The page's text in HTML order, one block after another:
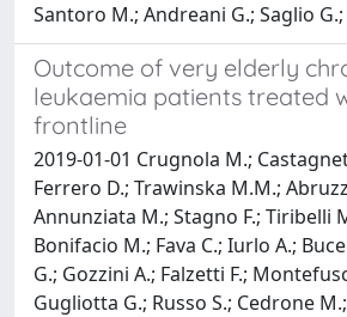
Santoro M.; Andreani G.; Saglio G.;
Outcome of very elderly
leukaemia patients treated
frontline
2019-01-01 Crugnola M.;
Ferrero D.; Trawinska M.M.;
Annunziata M.; Stagno F.; Tiribelli
Bonifacio M.; Fava C.; Iurlo A.;
G.; Gozzini A.; Falzetti F.;
Gugliotta G.; Russo S.; Cedrone